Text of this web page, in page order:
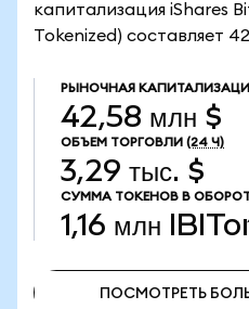
капитализация iShares
Tokenized) составляет
РЫНОЧНАЯ
42,58 млн $
ОБЪЕМ ТОРГОВЛИ (24 Ч)
3,29 тыс. $
СУММА ТОКЕНОВ В
1,16 млн
ПОСМОТРЕТЬ